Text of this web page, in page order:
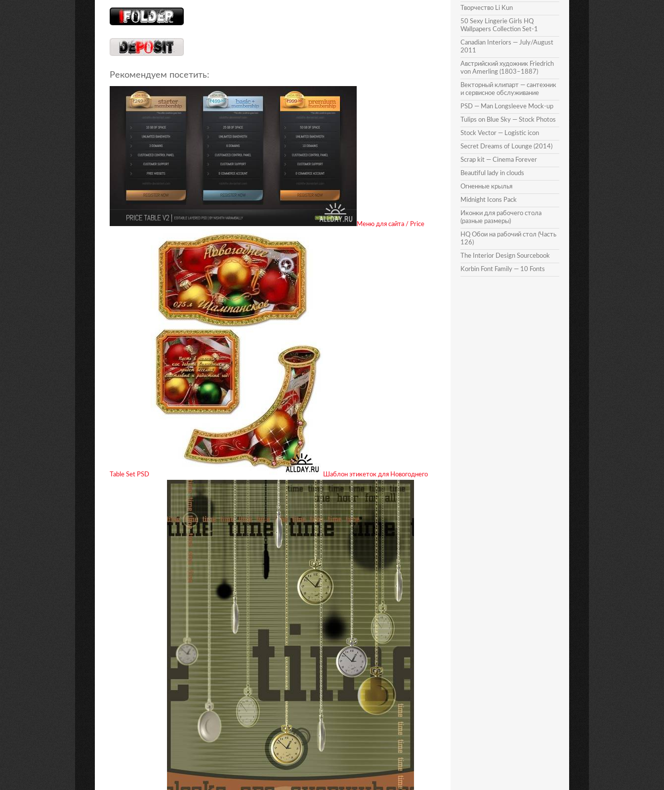
Рекомендуем посетить:
Меню для сайта / Price
Table Set PSD Шаблон этикеток для Новогоднего
Творчество Li Kun
50 Sexy Lingerie Girls HQ
Wallpapers Collection Set-1
Canadian Interiors — July/August
2011
Австрийский художник Friedrich
von Amerling (1803–1887)
Векторный клипарт — сантехник
и сервисное обслуживание
PSD — Man Longsleeve Mock-up
Tulips on Blue Sky — Stock Photos
Stock Vector — Logistic icon
Secret Dreams of Lounge (2014)
Scrap kit — Cinema Forever
Beautiful lady in clouds
Огненные крылья
Midnight Icons Pack
Иконки для рабочего стола
(разные размеры)
HQ Обои на рабочий стол (Часть
126)
The Interior Design Sourcebook
Korbin Font Family — 10 Fonts